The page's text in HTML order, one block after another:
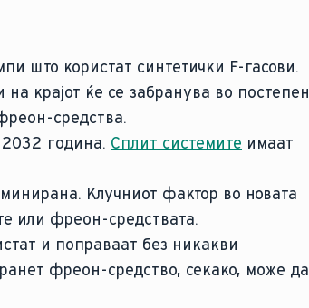
што користат синтетички F-гасови.
крајот ќе се забранува во постепен
средства.
2032 година. Сплит системите имаат
Клучниот фактор во новата
или фреон-средствата.
и поправаат без никакви
фреон-средство, секако, може да